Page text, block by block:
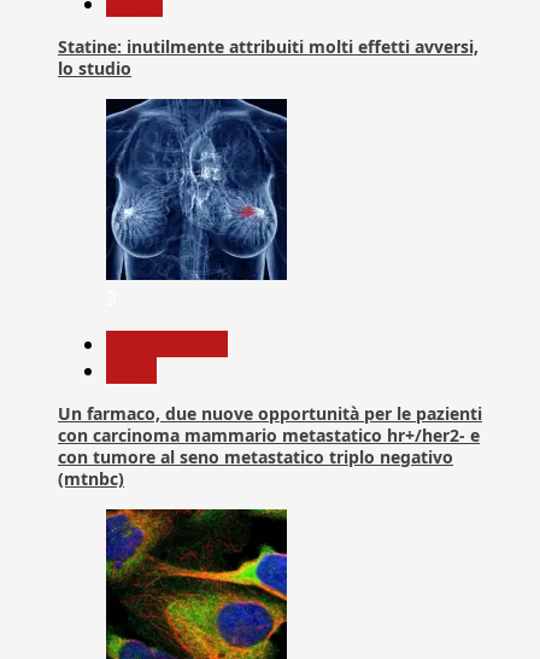
Statine: inutilmente attribuiti molti effetti avversi,
lo studio
Un farmaco, due nuove opportunità per le pazienti
con carcinoma mammario metastatico hr+/her2- e
con tumore al seno metastatico triplo negativo
(mtnbc)